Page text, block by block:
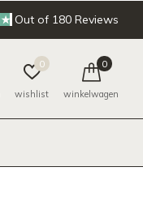
wishlist
0
winkelwagen
0
Out of 180 Reviews